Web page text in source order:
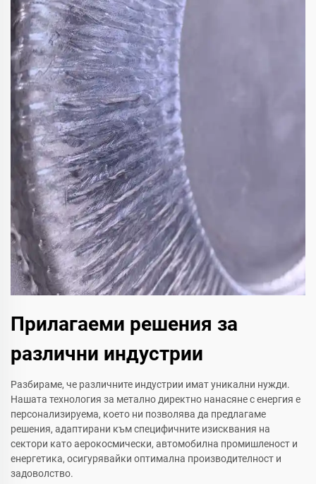
Прилагаеми решения за
различни индустрии
Разбираме, че различните индустрии имат уникални нужди.
Нашата технология за метално директно нанасяне с енергия е
персонализируема, което ни позволява да предлагаме
решения, адаптирани към специфичните изисквания на
сектори като аерокосмически, автомобилна промишленост и
енергетика, осигурявайки оптимална производителност и
задоволство.